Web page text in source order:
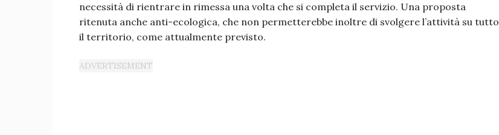
necessità di rientrare in rimessa una volta che si completa il servizio. Una proposta
ritenuta anche anti-ecologica, che non permetterebbe inoltre di svolgere l’attività su tutto
il territorio, come attualmente previsto.